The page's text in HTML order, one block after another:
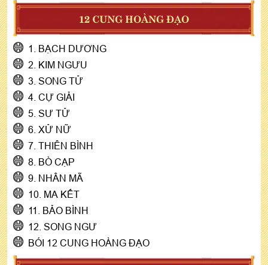
12 CUNG HOÀNG ĐẠO
1. BẠCH DƯƠNG
2. KIM NGƯU
3. SONG TỬ
4. CỰ GIẢI
5. SƯ TỬ
6. XỬ NỮ
7. THIÊN BÌNH
8. BÒ CẠP
9. NHÂN MÃ
10. MA KẾT
11. BẢO BÌNH
12. SONG NGƯ
BÓI 12 CUNG HOÀNG ĐẠO